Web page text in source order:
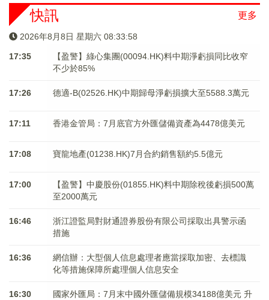
更多
快訊
2026年8月8日 星期六 08:33:59
17:35
【盈警】綠心集團(00094.HK)料中期淨虧損同比收窄
不少於85%
17:26 德適-B(02526.HK)中期歸母淨虧損擴大至5588.3萬元
17:11 香港金管局：7月底官方外匯儲備資產為4478億美元
17:08 寶龍地產(01238.HK)7月合約銷售額約5.5億元
17:00
【盈警】中慶股份(01855.HK)料中期除稅後虧損500萬
至2000萬元
16:46
浙江證監局對財通證券股份有限公司採取出具警示函
措施
16:36
網信辦：大型個人信息處理者應當採取加密、去標識
化等措施保障所處理個人信息安全
16:30
國家外匯局：7月末中國外匯儲備規模34188億美元 升